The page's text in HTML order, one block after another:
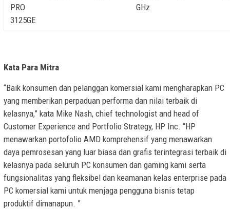
PRO
3125GE
GHz
Kata Para Mitra
“Baik konsumen dan pelanggan komersial kami mengharapkan PC
yang memberikan perpaduan performa dan nilai terbaik di
kelasnya,” kata Mike Nash, chief technologist and head of
Customer Experience and Portfolio Strategy, HP Inc. “HP
menawarkan portofolio AMD komprehensif yang menawarkan
daya pemrosesan yang luar biasa dan grafis terintegrasi terbaik di
kelasnya pada seluruh PC konsumen dan gaming kami serta
fungsionalitas yang fleksibel dan keamanan kelas enterprise pada
PC komersial kami untuk menjaga pengguna bisnis tetap
produktif dimanapun. ”